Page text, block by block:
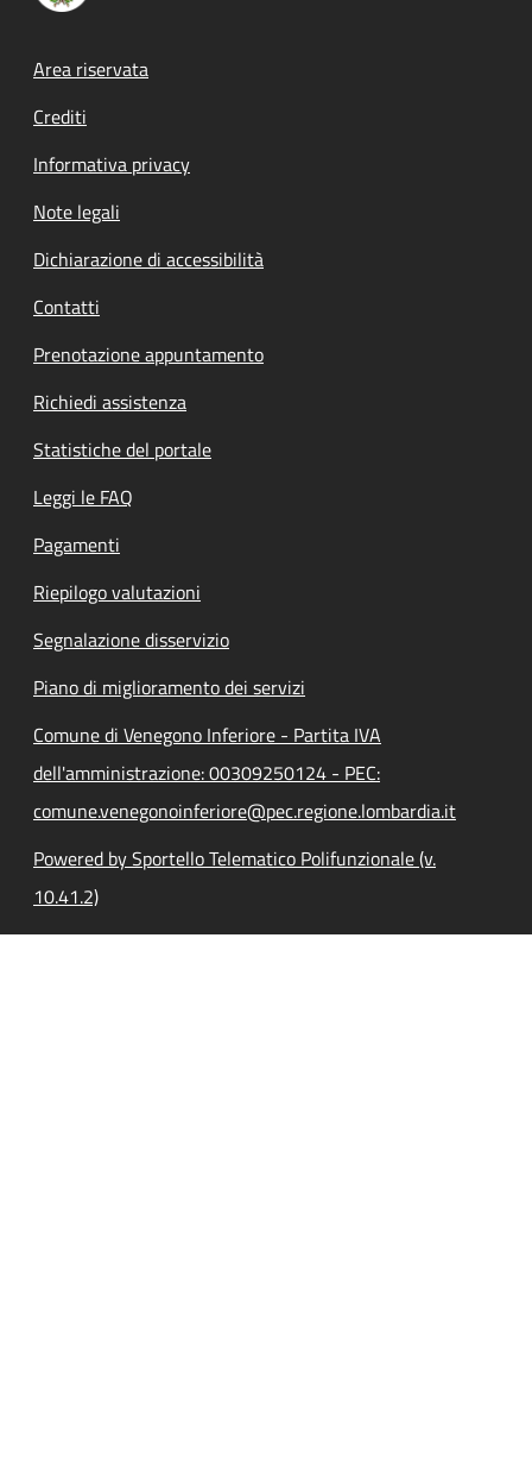
Footer menu
Area riservata
Crediti
Informativa privacy
Note legali
Dichiarazione di accessibilità
Contatti
Prenotazione appuntamento
Richiedi assistenza
Statistiche del portale
Leggi le FAQ
Pagamenti
Riepilogo valutazioni
Segnalazione disservizio
Piano di miglioramento dei servizi
Comune di Venegono Inferiore - Partita IVA
dell'amministrazione: 00309250124 - PEC:
comune.venegonoinferiore@pec.regione.lombardia.it
Powered by Sportello Telematico Polifunzionale (v.
10.41.2)